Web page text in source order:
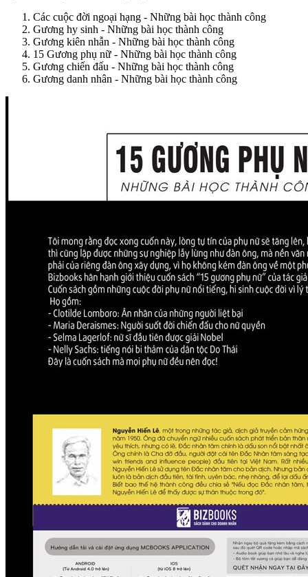
Các cuộc đời ngoại hạng - Những bài học thành công
Gương hy sinh - Những bài học thành công
Gương kiên nhẫn - Những bài học thành công
15 Gương phụ nữ - Những bài học thành công
Gương chiến đấu - Những bài học thành công
Gương danh nhân - Những bài học thành công